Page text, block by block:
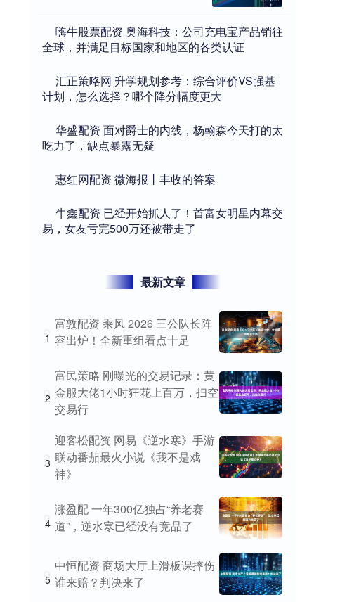
​嗨牛股票配资 奥海科技：公司充电宝产品销往
全球，并满足目标国家和地区的各类认证
​汇正策略网 升学规划参考：综合评价VS强基
计划，怎么选择？哪个降分幅度更大
​华盛配资 面对爵士的内线，杨翰森今天打的太
吃力了，缺点暴露无疑
​惠红网配资 微海报丨丰收的答案
​牛鑫配资 已经开始抓人了！首富女明星内幕交
易，女友亏完500万还被带走了
最新文章
1
富敦配资 乘风 2026 三公队长阵
容出炉！全新重组看点十足
2
富民策略 刚曝光的交易记录：黄
金服大佬1小时狂花上百万，扫空
交易行
3
迎客松配资 网易《逆水寒》手游
联动番茄最火小说《我不是戏
神》
4
涨盈配 一年300亿独占“养老赛
道”，逆水寒已经没有竞品了
5
中恒配资 商场大厅上滑板课摔伤
谁来赔？判决来了